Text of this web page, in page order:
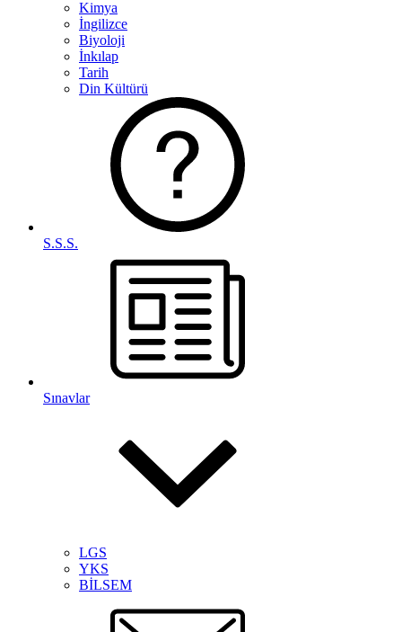
Kimya
İngilizce
Biyoloji
İnkılap
Tarih
Din Kültürü
S.S.S.
Sınavlar
LGS
YKS
BİLSEM